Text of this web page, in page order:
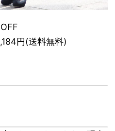
円(送料無料)